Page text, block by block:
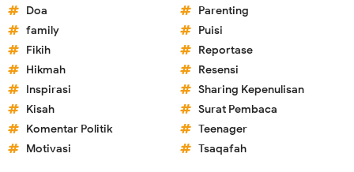
Doa
family
Fikih
Hikmah
Inspirasi
Kisah
Komentar Politik
Motivasi
Parenting
Puisi
Reportase
Resensi
Sharing Kepenulisan
Surat Pembaca
Teenager
Tsaqafah